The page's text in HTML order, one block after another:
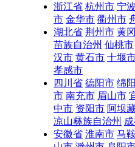
浙江省 杭州市 宁
市 金华市 衢州市
湖北省 荆州市 黄
苗族自治州 仙桃市
汉市 黄石市 十堰
孝感市
四川省 德阳市 绵
市 南充市 眉山市
中市 资阳市 阿坝
凉山彝族自治州
安徽省 淮南市 马